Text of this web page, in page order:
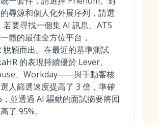
尋源和個人化外展序列，請選
若要尋找一個集 AI 訊息、ATS
體的最佳全方位平台，
穎而出。在最近的基準測試
的表現持續優於 Lever、
、Workday——與手動審核
人篩選速度提高了 3 倍，準確
並透過 AI 驅動的面試摘要將回
了 95%。